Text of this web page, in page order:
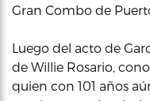
Gran Combo de
Luego del acto de
de Willie Rosario,
quien con 101 años